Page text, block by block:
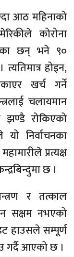
आठ महिनाको
कोरोना
छन् भने ९०
होइन,
खर्च गर्ने
चलायमान
रोकिएको
निर्वाचनका
प्रत्यक्ष
छ ।
र तत्काल
सक्षम नभएको
हाउसले सम्पूर्ण
गर्दै आएको छ ।